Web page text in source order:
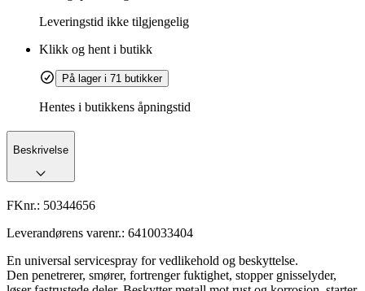
Leveringstid ikke tilgjengelig
Klikk og hent i butikk
På lager i 71 butikker
Hentes i butikkens åpningstid
Beskrivelse
FKnr.: 50344656
Leverandørens varenr.: 6410033404
En universal servicespray for vedlikehold og beskyttelse.
Den penetrerer, smører, fortrenger fuktighet, stopper gnisselyder,